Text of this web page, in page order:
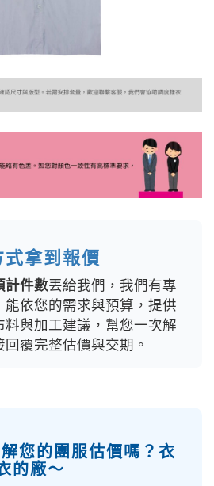
拿到報價
計件數丟給我們，我們有專
能依您的需求與預算，提供
料與加工建議，幫您一次解
覆完整估價與交期。
您的團服估價嗎？衣
的廠～